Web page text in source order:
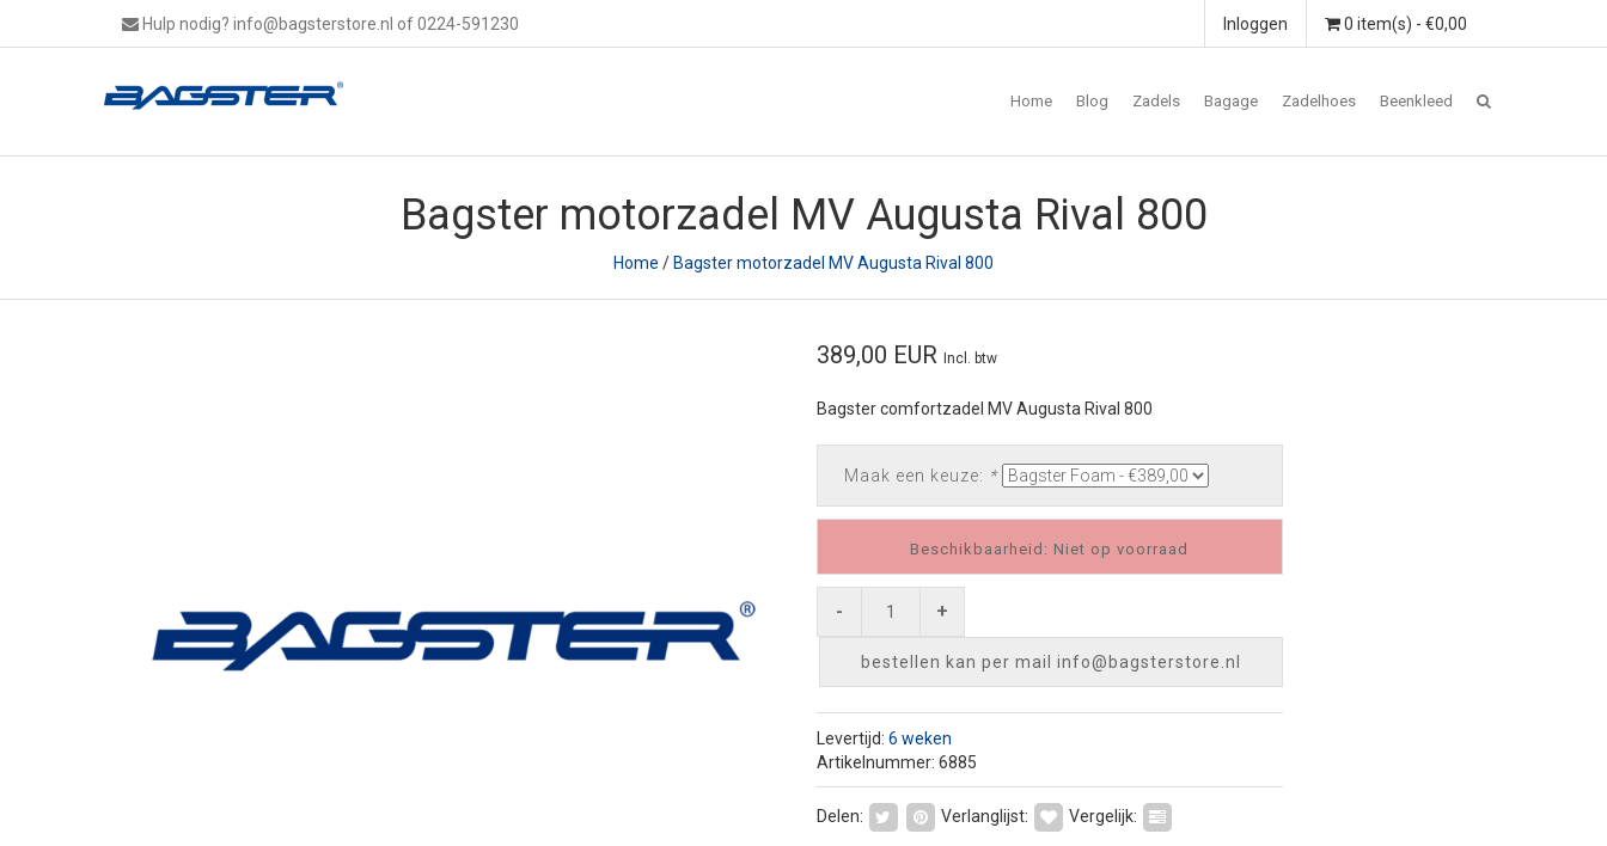
Hulp nodig? info@bagsterstore.nl of 0224-591230 0 item(s) - €0,00
Inloggen
Home Blog Zadels Bagage Zadelhoes Beenkleed
Bagster motorzadel MV Augusta Rival 800
Home /Bagster motorzadel MV Augusta Rival 800
389,00 EUR Incl. btw
Bagster comfortzadel MV Augusta Rival 800
Maak een keuze: *
Beschikbaarheid: Niet op voorraad
- +
bestellen kan per mail info@bagsterstore.nl
Levertijd: 6 weken
Artikelnummer: 6885
Delen: Verlanglijst: Vergelijk: